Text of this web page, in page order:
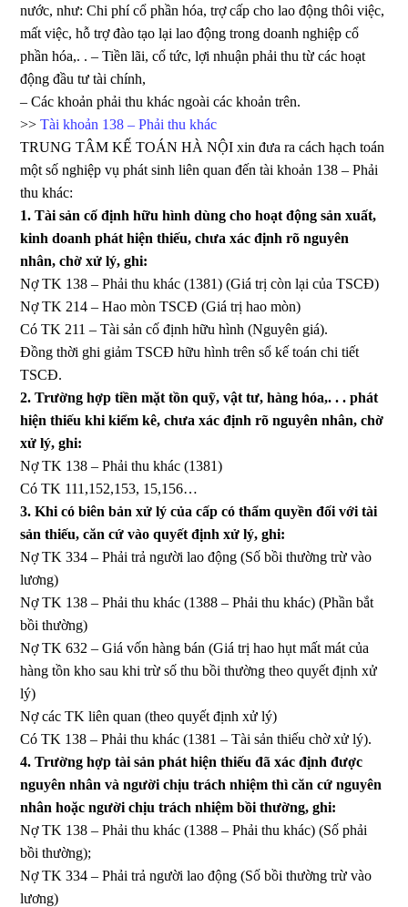
nước, như: Chi phí cổ phần hóa, trợ cấp cho lao động thôi việc,
mất việc, hỗ trợ đào tạo lại lao động trong doanh nghiệp cổ
phần hóa,. . – Tiền lãi, cổ tức, lợi nhuận phải thu từ các hoạt
động đầu tư tài chính,
– Các khoản phải thu khác ngoài các khoản trên.
>>Tài khoản 138 – Phải thu khác
TRUNG TÂM KẾ TOÁN HÀ NỘI xin đưa ra cách hạch toán
một số nghiệp vụ phát sinh liên quan đến tài khoản 138 – Phải
thu khác:
1. Tài sản cố định hữu hình dùng cho hoạt động sản xuất,
kinh doanh phát hiện thiếu, chưa xác định rõ nguyên
nhân, chờ xử lý, ghi:
Nợ TK 138 – Phải thu khác (1381) (Giá trị còn lại của TSCĐ)
Nợ TK 214 – Hao mòn TSCĐ (Giá trị hao mòn)
Có TK 211 – Tài sản cố định hữu hình (Nguyên giá).
Đồng thời ghi giảm TSCĐ hữu hình trên sổ kế toán chi tiết
TSCĐ.
2. Trường hợp tiền mặt tồn quỹ, vật tư, hàng hóa,. . . phát
hiện thiếu khi kiểm kê, chưa xác định rõ nguyên nhân, chờ
xử lý, ghi:
Nợ TK 138 – Phải thu khác (1381)
Có TK 111,152,153, 15,156…
3. Khi có biên bản xử lý của cấp có thẩm quyền đối với tài
sản thiếu, căn cứ vào quyết định xử lý, ghi:
Nợ TK 334 – Phải trả người lao động (Số bồi thường trừ vào
lương)
Nợ TK 138 – Phải thu khác (1388 – Phải thu khác) (Phần bắt
bồi thường)
Nợ TK 632 – Giá vốn hàng bán (Giá trị hao hụt mất mát của
hàng tồn kho sau khi trừ số thu bồi thường theo quyết định xử
lý)
Nợ các TK liên quan (theo quyết định xử lý)
Có TK 138 – Phải thu khác (1381 – Tài sản thiếu chờ xử lý).
4. Trường hợp tài sản phát hiện thiếu đã xác định được
nguyên nhân và người chịu trách nhiệm thì căn cứ nguyên
nhân hoặc người chịu trách nhiệm bồi thường, ghi:
Nợ TK 138 – Phải thu khác (1388 – Phải thu khác) (Số phải
bồi thường);
Nợ TK 334 – Phải trả người lao động (Số bồi thường trừ vào
lương)